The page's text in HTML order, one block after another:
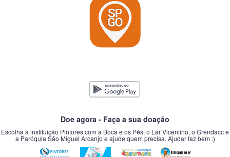
Doe agora - Faça a sua doação
Escolha a instituição Pintores com a Boca e os Pés, o Lar Vicentino, o Grendacc e
a Paróquia São Miguel Arcanjo e ajude quem precisa. Ajudar faz bem :)